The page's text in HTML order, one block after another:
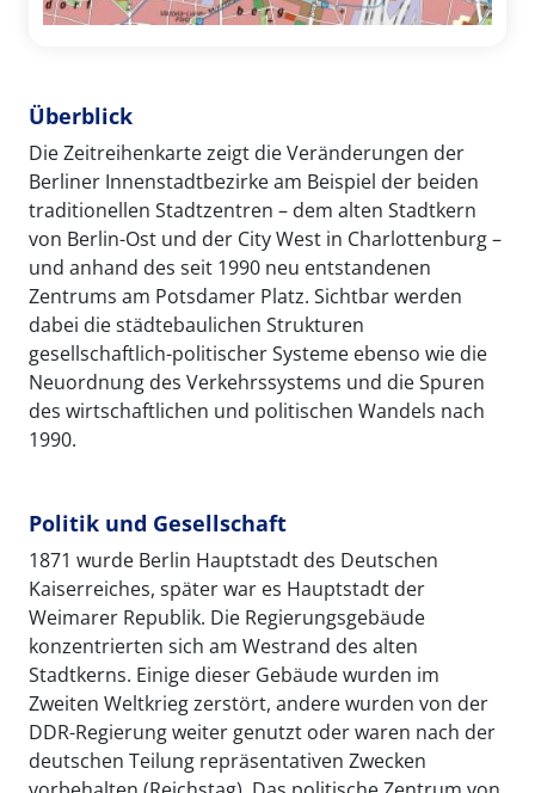
Überblick
Die Zeitreihenkarte zeigt die Veränderungen der
Berliner Innenstadtbezirke am Beispiel der beiden
traditionellen Stadtzentren – dem alten Stadtkern
von Berlin-Ost und der City West in Charlottenburg –
und anhand des seit 1990 neu entstandenen
Zentrums am Potsdamer Platz. Sichtbar werden
dabei die städtebaulichen Strukturen
gesellschaftlich-politischer Systeme ebenso wie die
Neuordnung des Verkehrssystems und die Spuren
des wirtschaftlichen und politischen Wandels nach
1990.
Politik und Gesellschaft
1871 wurde Berlin Hauptstadt des Deutschen
Kaiserreiches, später war es Hauptstadt der
Weimarer Republik. Die Regierungsgebäude
konzentrierten sich am Westrand des alten
Stadtkerns. Einige dieser Gebäude wurden im
Zweiten Weltkrieg zerstört, andere wurden von der
DDR-Regierung weiter genutzt oder waren nach der
deutschen Teilung repräsentativen Zwecken